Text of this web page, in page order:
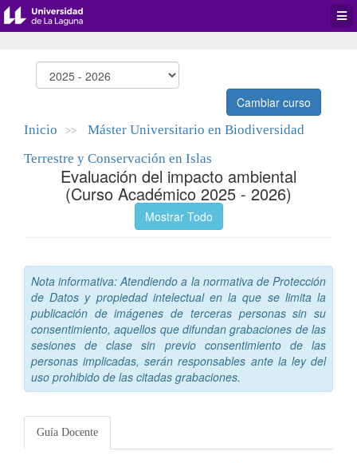
Cambiar curso
Inicio >>
Máster Universitario en Biodiversidad
Terrestre y Conservación en Islas
Evaluación del impacto ambiental
(Curso Académico 2025 - 2026)
Mostrar Todo
Nota informativa: Atendiendo a la normativa de Protección
de Datos y propiedad intelectual en la que se limita la
publicación de imágenes de terceras personas sin su
consentimiento, aquellos que difundan grabaciones de las
sesiones de clase sin previo consentimiento de las
personas implicadas, serán responsables ante la ley del
uso prohibido de las citadas grabaciones.
Guía Docente